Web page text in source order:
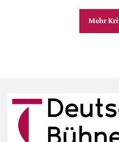
Mehr